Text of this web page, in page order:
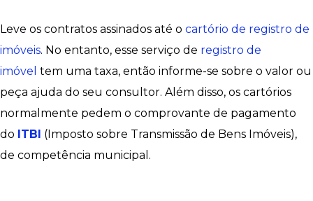
Leve os contratos assinados até o cartório de registro de
imóveis. No entanto, esse serviço de registro de
imóvel tem uma taxa, então informe-se sobre o valor ou
peça ajuda do seu consultor. Além disso, os cartórios
normalmente pedem o comprovante de pagamento
do ITBI (Imposto sobre Transmissão de Bens Imóveis),
de competência municipal.